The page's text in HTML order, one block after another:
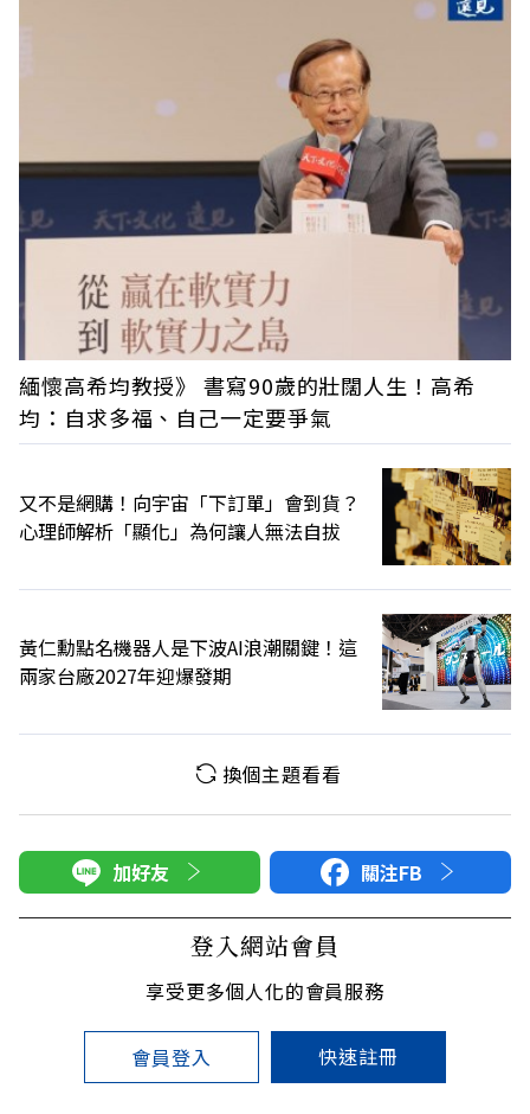
緬懷高希均教授》 書寫90歲的壯闊人生！高希
均：自求多福、自己一定要爭氣
又不是網購！向宇宙「下訂單」會到貨？
心理師解析「顯化」為何讓人無法自拔
黃仁勳點名機器人是下波AI浪潮關鍵！這
兩家台廠2027年迎爆發期
換個主題看看
加好友 關注FB
登入網站會員
享受更多個人化的會員服務
會員登入 快速註冊